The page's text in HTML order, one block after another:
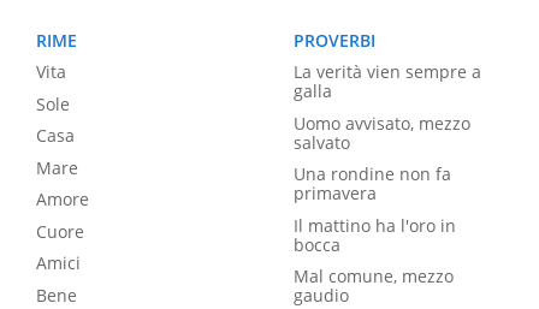
RIME
Vita
Sole
Casa
Mare
Amore
Cuore
Amici
Bene
PROVERBI
La verità vien sempre a
galla
Uomo avvisato, mezzo
salvato
Una rondine non fa
primavera
Il mattino ha l'oro in
bocca
Mal comune, mezzo
gaudio